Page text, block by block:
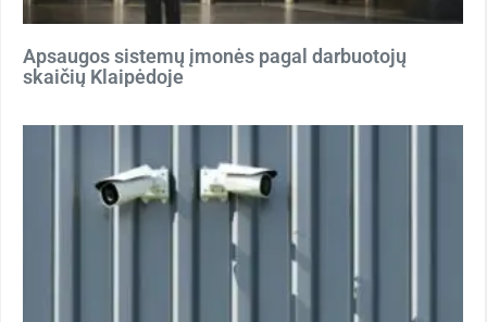
Apsaugos sistemų įmonės pagal darbuotojų
skaičių Klaipėdoje